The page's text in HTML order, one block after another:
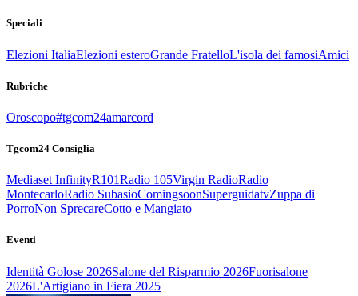
Speciali
Elezioni ItaliaElezioni esteroGrande FratelloL'isola dei famosiAmici
Rubriche
Oroscopo#tgcom24amarcord
Tgcom24 Consiglia
Mediaset InfinityR101Radio 105Virgin RadioRadio
MontecarloRadio SubasioComingsoonSuperguidatvZuppa di
PorroNon SprecareCotto e Mangiato
Eventi
Identità Golose 2026Salone del Risparmio 2026Fuorisalone
2026L'Artigiano in Fiera 2025